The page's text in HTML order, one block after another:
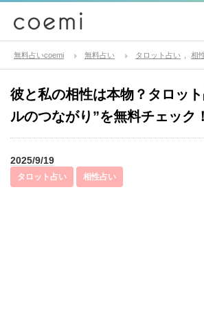
無料占いcoemi 無料占い タロット占い 相
彼と私の相性は本物？タロッ
ルのつながり”を無料チェック！
2025/9/19
タロット占い 相性占い